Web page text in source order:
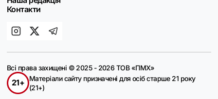
Контакти
Всі права захищені © 2025 - 2026 ТОВ «ПМХ»
21+
Матеріали сайту призначені для осіб старше 21 року
(21+)